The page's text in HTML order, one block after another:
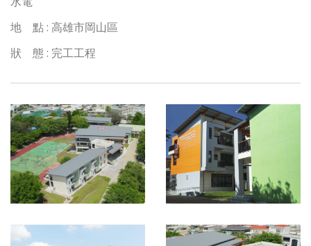
地 點 : 高雄市岡山區
狀 態 : 完工工程